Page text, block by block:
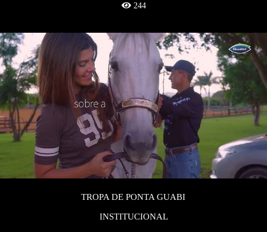
244
TROPA DE PONTA GUABI
INSTITUCIONAL